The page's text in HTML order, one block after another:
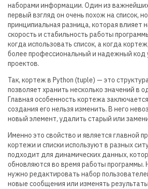
наборами информации. Один из
первый взгляд он очень похож на список,
принципиальная разница, которая влияет
скорость и стабильность работы
когда использовать список, а когда
более профессиональный и надежный код
проектов.
Так, кортеж в Python (tuple) — это
позволяет хранить несколько значений в
Главная особенность кортежа
создания его нельзя изменить. В него
новый элемент, удалить старый или
Именно это свойство и является главной
кортежи и списки используют в разных
подходит для динамических данных,
обновляются во время работы программы.
нужно редактировать набор
новые сообщения или изменять